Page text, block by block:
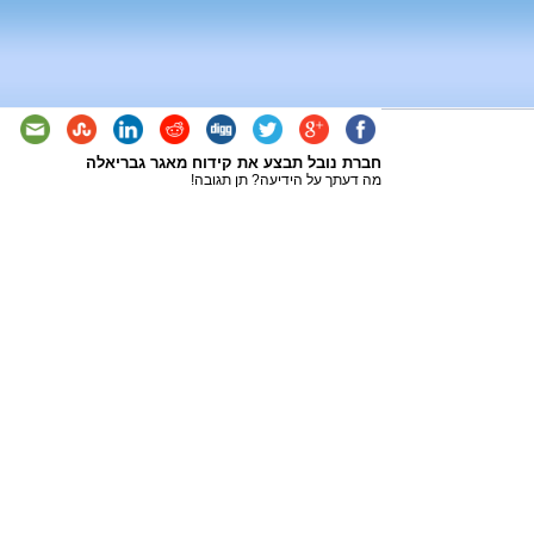
חברת נובל תבצע את קידוח מאגר גבריאלה
מה דעתך על הידיעה? תן תגובה!